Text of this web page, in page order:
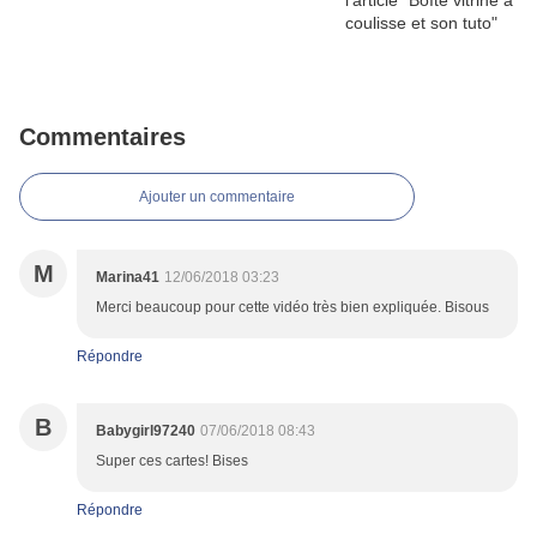
Commentaires
Ajouter un commentaire
M Marina41 12/06/2018 03:23
Merci beaucoup pour cette vidéo très bien expliquée. Bisous
Répondre
B Babygirl97240 07/06/2018 08:43
Super ces cartes! Bises
Répondre